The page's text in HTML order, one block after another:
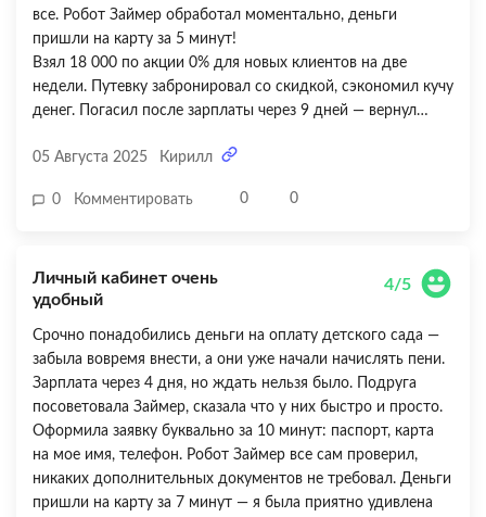
все. Робот Займер обработал моментально, деньги
пришли на карту за 5 минут!
Взял 18 000 по акции 0% для новых клиентов на две
недели. Путевку забронировал со скидкой, сэкономил кучу
денег. Погасил после зарплаты через 9 дней — вернул
личном кабинете все предельно понятно: сумма, дата
банка — списалось мгновенно. Процесс полностью
быстро, удобно, прозрачно. Теперь знаю, куда обращаться
в экстренных случаях. Однозначно рекомендую всем, кто
ценит свое время!
05 Августа 2025 Кирилл
0 Комментировать 0 0
Личный кабинет очень
удобный
4/5
Срочно понадобились деньги на оплату детского сада —
забыла вовремя внести, а они уже начали начислять пени.
Зарплата через 4 дня, но ждать нельзя было. Подруга
посоветовала Займер, сказала что у них быстро и просто.
Оформила заявку буквально за 10 минут: паспорт, карта
на мое имя, телефон. Робот Займер все сам проверил,
никаких дополнительных документов не требовал. Деньги
пришли на карту за 7 минут — я была приятно удивлена